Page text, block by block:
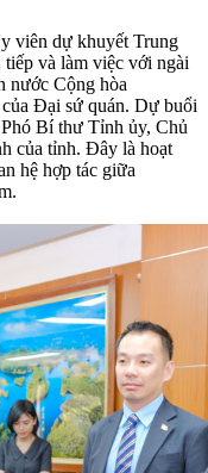
viên dự khuyết Trung
và làm việc với ngài
nước Cộng hòa
Đại sứ quán. Dự buổi
Bí thư Tỉnh ủy, Chủ
của tỉnh. Đây là hoạt
hệ hợp tác giữa